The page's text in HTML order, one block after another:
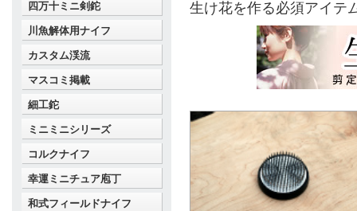
生け花を作る必須アイテ
四万十ミニ剣鉈
川魚解体用ナイフ
カスタム渓流
マスコミ掲載
細工鉈
ミニミニシリーズ
コルクナイフ
幸運ミニチュア庖丁
和式フィールドナイフ